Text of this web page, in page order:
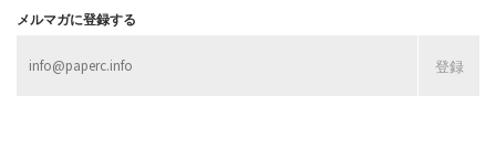
メルマガに登録する